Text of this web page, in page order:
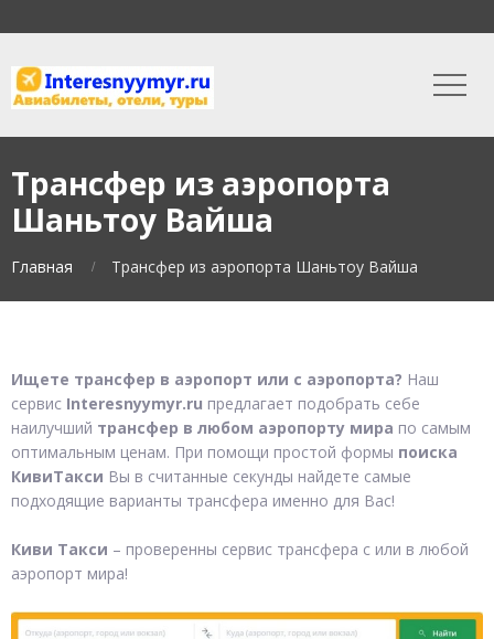
Трансфер из аэропорта
Шаньтоу Вайша
Главная Трансфер из аэропорта Шаньтоу Вайша
Ищете трансфер в аэропорт или с аэропорта? Наш
сервис Interesnyymyr.ru предлагает подобрать себе
наилучший трансфер в любом аэропорту мира по самым
оптимальным ценам. При помощи простой формы поиска
КивиТакси Вы в считанные секунды найдете самые
подходящие варианты трансфера именно для Вас!
Киви Такси – проверенны сервис трансфера с или в любой
аэропорт мира!